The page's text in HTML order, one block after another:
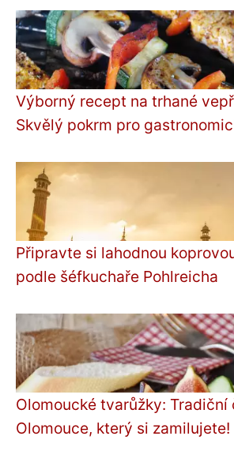
Výborný recept na trhané
Skvělý pokrm pro
Připravte si lahodnou
podle šéfkuchaře Pohlreicha
Olomoucké tvarůžky: Tradiční
Olomouce, který si zamilujete!